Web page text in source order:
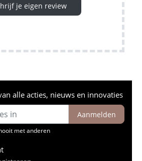
je eigen review
alle acties, nieuws en innovaties
Aanmelden
met anderen